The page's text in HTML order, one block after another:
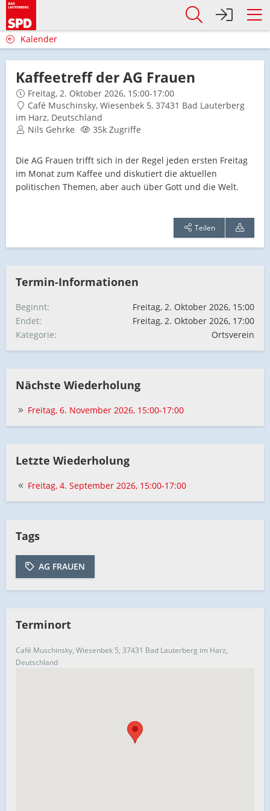
Kalender
Kaffeetreff der AG Frauen
Freitag, 2. Oktober 2026, 15:00-17:00
Café Muschinsky, Wiesenbek 5, 37431 Bad Lauterberg
im Harz, Deutschland
Nils Gehrke
35k Zugriffe
Die AG Frauen trifft sich in der Regel jeden ersten Freitag
im Monat zum Kaffee und diskutiert die aktuellen
politischen Themen, aber auch über Gott und die Welt.
Teilen
Termin-Informationen
Beginnt
Freitag, 2. Oktober 2026, 15:00
Endet
Freitag, 2. Oktober 2026, 17:00
Kategorie
Ortsverein
Nächste Wiederholung
Freitag, 6. November 2026, 15:00-17:00
Letzte Wiederholung
Freitag, 4. September 2026, 15:00-17:00
Tags
AG FRAUEN
Terminort
Café Muschinsky, Wiesenbek 5, 37431 Bad Lauterberg im Harz,
Deutschland